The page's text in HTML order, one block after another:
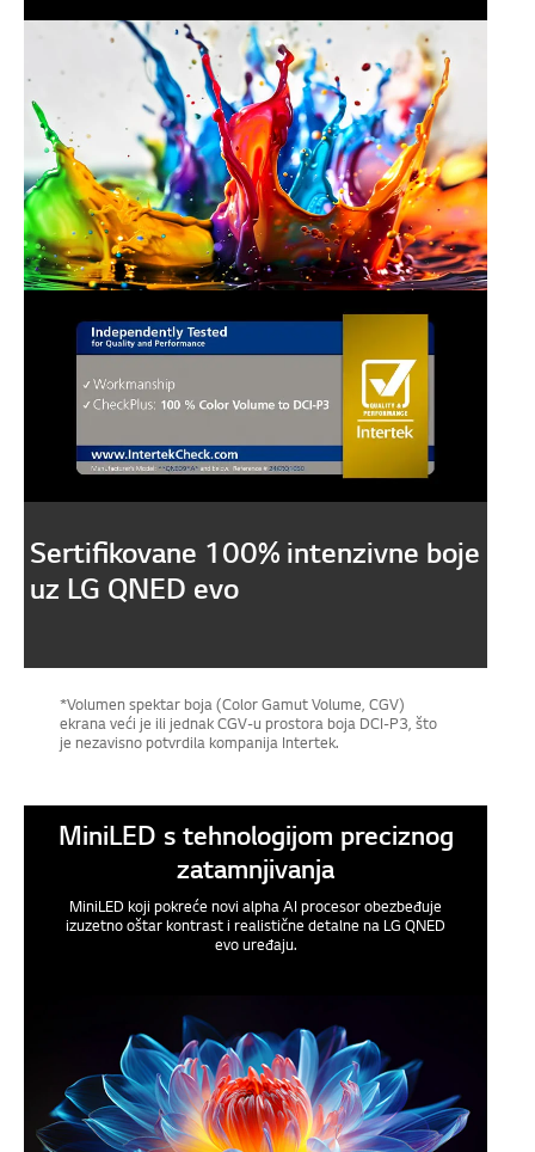
Sertifikovane 100% intenzivne boje
uz LG QNED evo
*Volumen spektar boja (Color Gamut Volume, CGV)
ekrana veći je ili jednak CGV-u prostora boja DCI-P3, što
je nezavisno potvrdila kompanija Intertek.
MiniLED s tehnologijom preciznog
zatamnjivanja
MiniLED koji pokreće novi alpha AI procesor obezbeđuje
izuzetno oštar kontrast i realistične detalne na LG QNED
evo uređaju.